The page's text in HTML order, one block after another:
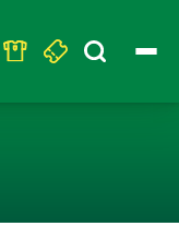
Search
for: